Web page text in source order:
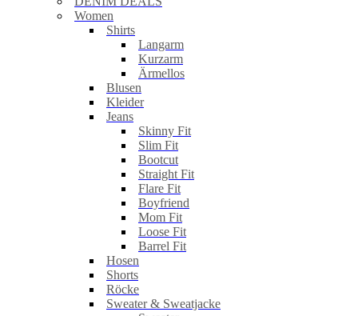
Women
Shirts
Langarm
Kurzarm
Ärmellos
Blusen
Kleider
Jeans
Skinny Fit
Slim Fit
Bootcut
Straight Fit
Flare Fit
Boyfriend
Mom Fit
Loose Fit
Barrel Fit
Hosen
Shorts
Röcke
Sweater & Sweatjacke